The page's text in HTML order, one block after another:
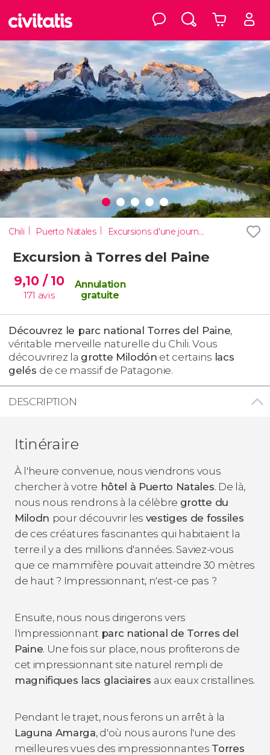
Chili Puerto Natales Excursions d'une journée
Excursion à Torres del Paine
9,10 / 10
171 avis
Annulation
gratuite
Découvrez le parc national Torres del Paine,
véritable merveille naturelle du Chili. Vous
découvrirez la grotte Milodón et certains lacs
gelés de ce massif de Patagonie.
DESCRIPTION
Itinéraire
À l'heure convenue, nous viendrons vous
chercher à votre hôtel à Puerto Natales. De là,
nous nous rendrons à la célèbre grotte du
Milodn pour découvrir les vestiges de fossiles
de ces créatures fascinantes qui habitaient la
terre il y a des millions d'années. Saviez-vous
que ce mammifère pouvait atteindre 30 mètres
de haut ? Impressionnant, n'est-ce pas ?
Ensuite, nous nous dirigerons vers
l'impressionnant parc national de Torres del
Paine. Une fois sur place, nous profiterons de
cet impressionnant site naturel rempli de
magnifiques lacs glaciaires aux eaux cristallines.
Pendant le trajet, nous ferons un arrêt à la
Laguna Amarga, d'où nous aurons l'une des
meilleures vues des impressionnantes Torres